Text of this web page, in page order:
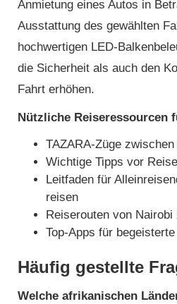
Anmietung eines Autos in
Ausstattung des gewählten
hochwertigen LED-
die Sicherheit als auch den
Fahrt erhöhen.
Nützliche Reiseressourcen
TAZARA-Züge
Wichtige Tipps vor
Leitfaden für
reisen
Reiserouten von
Top-Apps für
Häufig gestellte
Welche afrikanischen